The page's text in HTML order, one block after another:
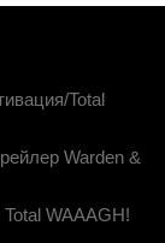
Total
Warden &
WAAAGH!